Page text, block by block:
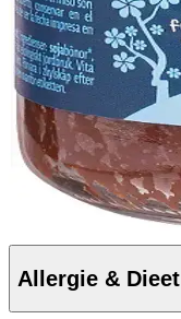
Allergie & Dieet